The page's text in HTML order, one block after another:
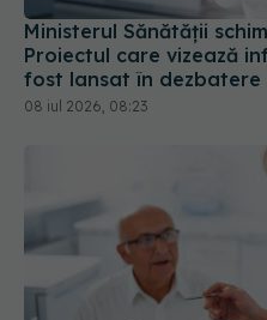
Ministerul Sănătății
Proiectul care vizează
fost lansat în dezbatere
08 iul 2026, 08:23